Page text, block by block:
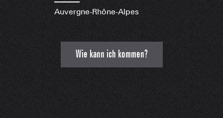
Auvergne-Rhône-Alpes
Wie kann ich kommen?